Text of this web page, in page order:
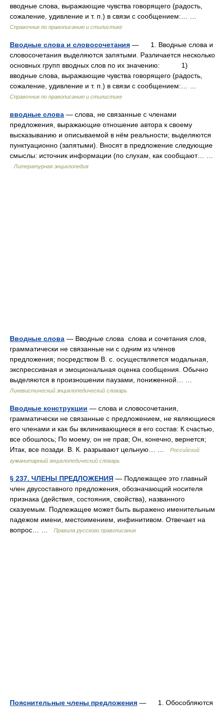
вводные слова, выражающие чувства говорящего (радость,
сожаление, удивление и т. п.) в связи с сообщением:… …
Справочник по правописанию и стилистике
Вводные слова и словосочетания — 1. Вводные слова и
словосочетания выделяются запятыми. Различается несколько
основных групп вводных слов по их значению: 1)
вводные слова, выражающие чувства говорящего (радость,
сожаление, удивление и т. п.) в связи с сообщением:… …
Справочник по правописанию и стилистике
вводные слова — слова, не связанные с членами
предложения, выражающие отношение автора к своему
высказыванию и описываемой в нём реальности; выделяются
пунктуационно (запятыми). Вносят в предложение следующие
смыслы: источник информации (по слухам, как сообщают… …
Литературная энциклопедия
Вводные слова — Вводные слова слова и сочетания слов,
грамматически не связанные ни с одним из членов
предложения; посредством В. с. осуществляется модальная,
экспрессивная и эмоциональная оценка сообщения. Обычно
выделяются в произношении паузами, пониженной… …
Лингвистический энциклопедический словарь
Вводные конструкции — слова и словосочетания,
грамматически не связанные с предложением, не являющиеся
его членами и как бы вклинивающиеся в его состав: К счастью,
все обошлось; По моему, он не прав; Он, конечно, вернется;
Итак, все позади. В. К. разрывают цельную… …
Российский
гуманитарный энциклопедический словарь
§ 237. ЧЛЕНЫ ПРЕДЛОЖЕНИЯ — Подлежащее это главный
член двусоставного предложения, обозначающий носителя
признака (действия, состояния, свойства), названного
сказуемым. Подлежащее может быть выражено именительным
падежом имени, местоимением, инфинитивом. Отвечает на
вопрос… …
Правила русского правописания
Пояснительные члены предложения — 1. Обособляются